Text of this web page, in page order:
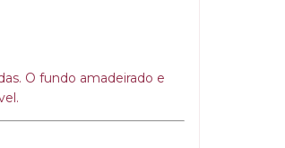
O fundo amadeirado e